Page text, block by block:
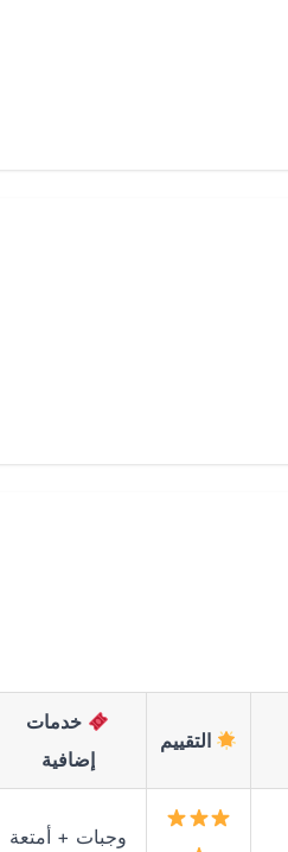
التقييم
خدمات
إضافية
وجبات + أمتعة